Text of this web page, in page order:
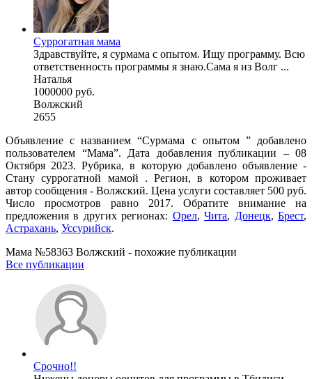
Суррогатная мама
Здравствуйте, я сурмама с опытом. Ищу программу. Всю
ответственность программы я знаю.Сама я из Волг ...
Наталья
1000000 руб.
Волжский
2655
Объявление с названием “Сурмама с опытом ” добавлено
пользователем “Мама”. Дата добавления публикации – 08
Октября 2023. Рубрика, в которую добавлено объявление -
Cтану суррогатной мамой . Регион, в котором проживает
автор сообщения - Волжский. Цена услуги составляет 500 руб.
Число просмотров равно 2017. Обратите внимание на
предложения в других регионах: Орел,Чита, Донецк,Брест,
Астрахань, Уссурийск.
Мама №58363 Волжский - похожие публикации
Все публикации
Срочно!!